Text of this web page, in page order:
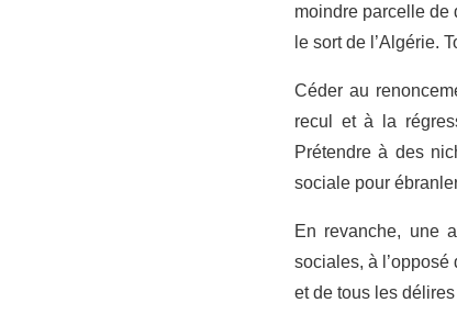
moindre parcelle de
le sort de l’Algérie.
Céder au
recul et à la
Prétendre à des
sociale pour
En revanche, une
sociales, à
et de tous les